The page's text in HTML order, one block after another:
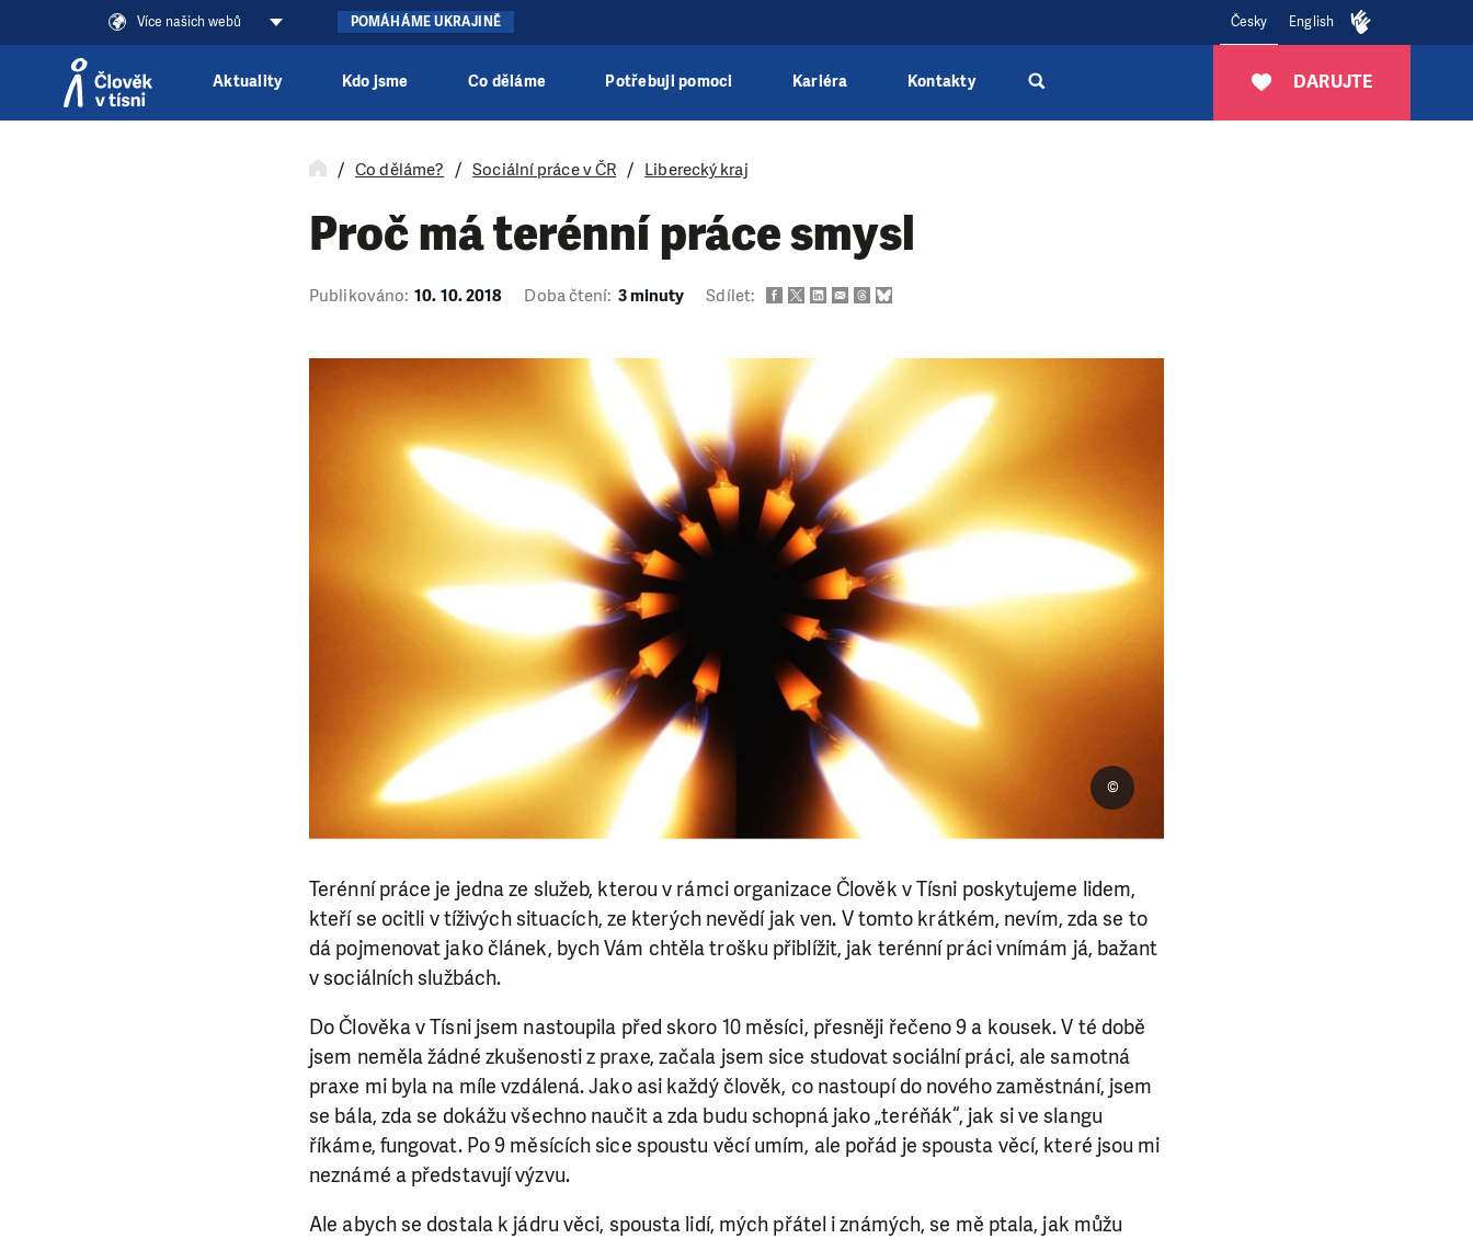
Více našich webů POMÁHÁME UKRAJINĚ Česky English
DARUJTE
Aktuality Kdo jsme Co děláme Potřebuji pomoci Kariéra Kontakty
Co děláme? Sociální práce v ČR Liberecký kraj
Proč má terénní práce smysl
Publikováno: 10. 10. 2018 Doba čtení: 3 minuty Sdílet:
©
Terénní práce je jedna ze služeb, kterou v rámci organizace Člověk v Tísni poskytujeme lidem,
kteří se ocitli v tíživých situacích, ze kterých nevědí jak ven. V tomto krátkém, nevím, zda se to
dá pojmenovat jako článek, bych Vám chtěla trošku přiblížit, jak terénní práci vnímám já, bažant
v sociálních službách.
Do Člověka v Tísni jsem nastoupila před skoro 10 měsíci, přesněji řečeno 9 a kousek. V té době
jsem neměla žádné zkušenosti z praxe, začala jsem sice studovat sociální práci, ale samotná
praxe mi byla na míle vzdálená. Jako asi každý člověk, co nastoupí do nového zaměstnání, jsem
se bála, zda se dokážu všechno naučit a zda budu schopná jako „teréňák“, jak si ve slangu
říkáme, fungovat. Po 9 měsících sice spoustu věcí umím, ale pořád je spousta věcí, které jsou mi
neznámé a představují výzvu.
Ale abych se dostala k jádru věci, spousta lidí, mých přátel i známých, se mě ptala, jak můžu